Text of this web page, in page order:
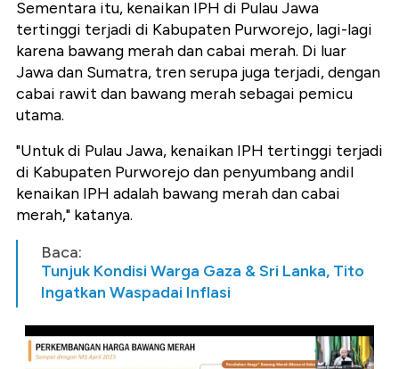
Sementara itu, kenaikan IPH di Pulau Jawa
tertinggi terjadi di Kabupaten Purworejo, lagi-lagi
karena bawang merah dan cabai merah. Di luar
Jawa dan Sumatra, tren serupa juga terjadi, dengan
cabai rawit dan bawang merah sebagai pemicu
utama.
"Untuk di Pulau Jawa, kenaikan IPH tertinggi terjadi
di Kabupaten Purworejo dan penyumbang andil
kenaikan IPH adalah bawang merah dan cabai
merah," katanya.
Baca:
Tunjuk Kondisi Warga Gaza & Sri Lanka, Tito
Ingatkan Waspadai Inflasi